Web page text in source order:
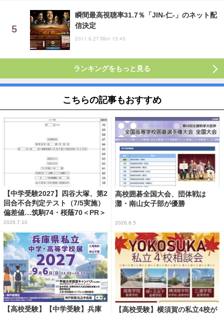
瞬間最高視聴率31.7％「JIN-仁-」のネット配
信決定
2011.6.27 Mon 15:45
ランキングをもっと見る
こちらの記事もおすすめ
【中学受験2027】四谷大塚、第2
回合不合判定テスト（7/5実施）
偏差値…筑駒74・桜蔭70＜PR＞
2026.7.10
高校囲碁全国大会、団体戦は
灘・南山女子部が優勝
2026.8.5
【高校受験】【中学受験】兵庫
【高校受験】横須賀の私立4校が